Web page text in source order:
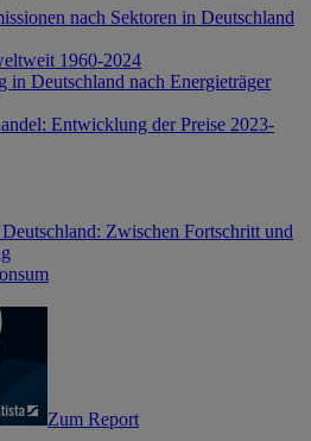
nach Sektoren in Deutschland
1960-2024
in Deutschland nach Energieträger
Entwicklung der Preise 2023-
Zwischen Fortschritt und
Zum Report